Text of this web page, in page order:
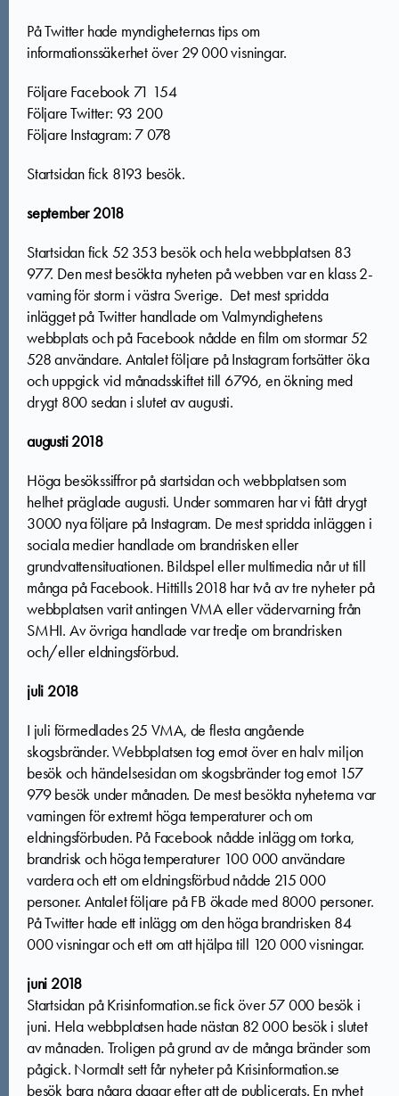
På Twitter hade myndigheternas tips om
informationssäkerhet över 29 000 visningar.
Följare Facebook 71 154
Följare Twitter: 93 200
Följare Instagram: 7 078
Startsidan fick 8193 besök.
september 2018
Startsidan fick 52 353 besök och hela webbplatsen 83
977. Den mest besökta nyheten på webben var en klass 2-
varning för storm i västra Sverige. Det mest spridda
inlägget på Twitter handlade om Valmyndighetens
webbplats och på Facebook nådde en film om stormar 52
528 användare. Antalet följare på Instagram fortsätter öka
och uppgick vid månadsskiftet till 6796, en ökning med
drygt 800 sedan i slutet av augusti.
augusti 2018
Höga besökssiffror på startsidan och webbplatsen som
helhet präglade augusti. Under sommaren har vi fått drygt
3000 nya följare på Instagram. De mest spridda inläggen i
sociala medier handlade om brandrisken eller
grundvattensituationen. Bildspel eller multimedia når ut till
många på Facebook. Hittills 2018 har två av tre nyheter på
webbplatsen varit antingen VMA eller vädervarning från
SMHI. Av övriga handlade var tredje om brandrisken
och/eller eldningsförbud.
juli 2018
I juli förmedlades 25 VMA, de flesta angående
skogsbränder. Webbplatsen tog emot över en halv miljon
besök och händelsesidan om skogsbränder tog emot 157
979 besök under månaden. De mest besökta nyheterna var
varningen för extremt höga temperaturer och om
eldningsförbuden. På Facebook nådde inlägg om torka,
brandrisk och höga temperaturer 100 000 användare
vardera och ett om eldningsförbud nådde 215 000
personer. Antalet följare på FB ökade med 8000 personer.
På Twitter hade ett inlägg om den höga brandrisken 84
000 visningar och ett om att hjälpa till 120 000 visningar.
juni 2018
Startsidan på Krisinformation.se fick över 57 000 besök i
juni. Hela webbplatsen hade nästan 82 000 besök i slutet
av månaden. Troligen på grund av de många bränder som
pågick. Normalt sett får nyheter på Krisinformation.se
besök bara några dagar efter att de publicerats. En nyhet